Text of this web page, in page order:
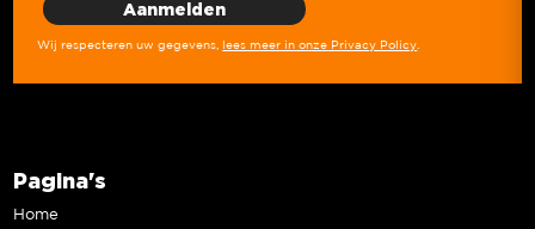
Wij respecteren uw gegevens, lees meer in onze Privacy Policy
Pagina's
Home